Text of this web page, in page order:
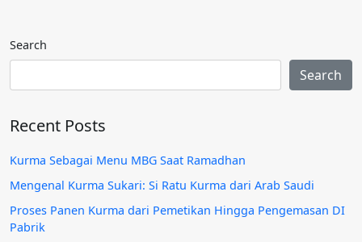
Search
Search
Recent Posts
Kurma Sebagai Menu MBG Saat Ramadhan
Mengenal Kurma Sukari: Si Ratu Kurma dari Arab Saudi
Proses Panen Kurma dari Pemetikan Hingga Pengemasan DI
Pabrik